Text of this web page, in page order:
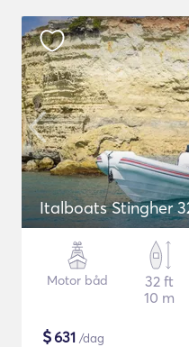
Italboats Stingher
Motor båd
32 ft
10 m
$631 /dag